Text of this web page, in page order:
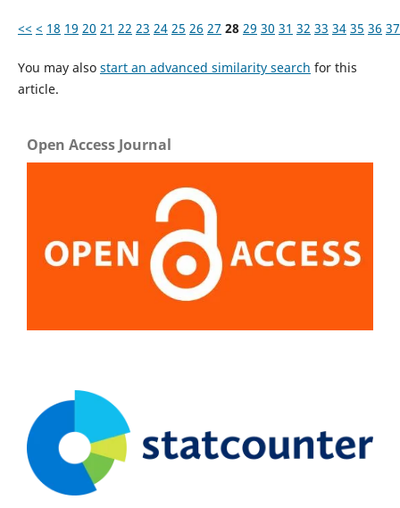
<< < 18 19 20 21 22 23 24 25 26 27 28 29 30 31 32 33 34 35 36 37
You may also start an advanced similarity search for this
article.
Open Access Journal